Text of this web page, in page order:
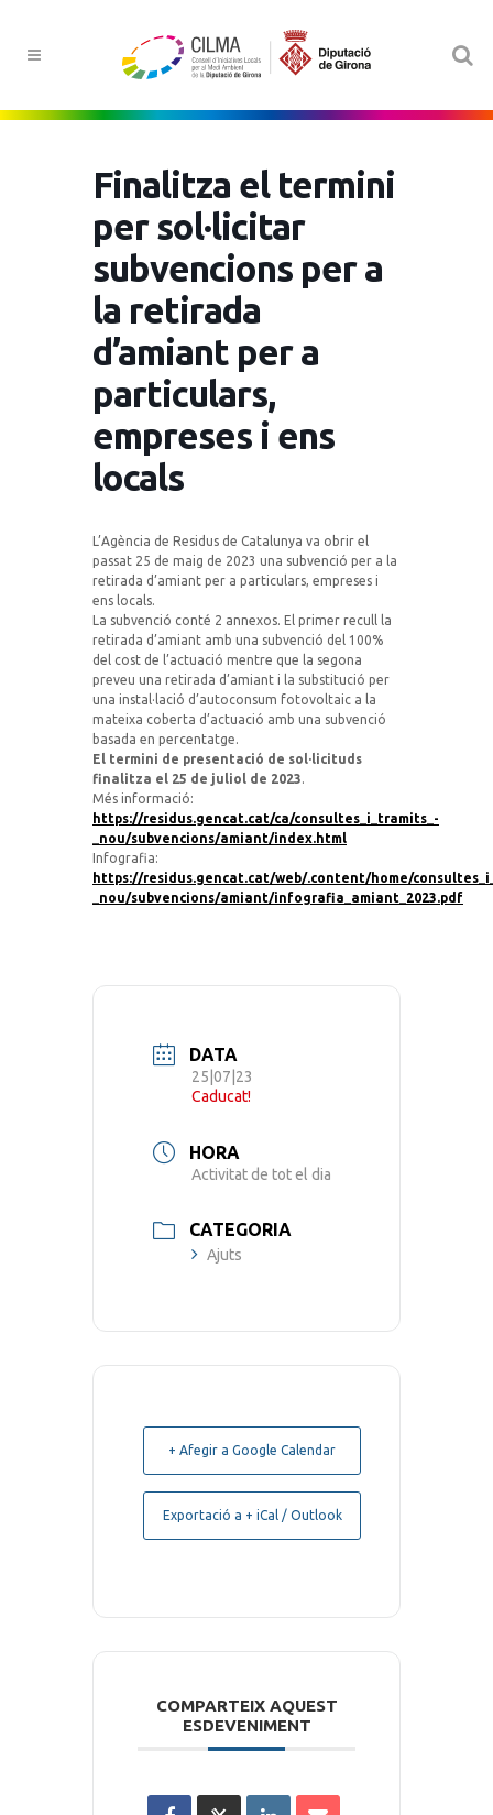
Finalitza el termini
per sol·licitar
subvencions per a
la retirada
d’amiant per a
particulars,
empreses i ens
locals
L’Agència de Residus de Catalunya va obrir el
passat 25 de maig de 2023 una subvenció per a la
retirada d’amiant per a particulars, empreses i
ens locals.
La subvenció conté 2 annexos. El primer recull la
retirada d’amiant amb una subvenció del 100%
del cost de l’actuació mentre que la segona
preveu una retirada d’amiant i la substitució per
una instal·lació d’autoconsum fotovoltaic a la
mateixa coberta d’actuació amb una subvenció
basada en percentatge.
El termini de presentació de sol·licituds
finalitza el 25 de juliol de 2023.
Més informació:
https://residus.gencat.cat/ca/consultes_i_tramits_-
_nou/subvencions/amiant/index.html
Infografia:
https://residus.gencat.cat/web/.content/home/
_nou/subvencions/amiant/infografia_amiant_2023.pdf
DATA
25|07|23
Caducat!
HORA
Activitat de tot el dia
CATEGORIA
Ajuts
+ Afegir a Google Calendar
Exportació a + iCal / Outlook
COMPARTEIX AQUEST
ESDEVENIMENT